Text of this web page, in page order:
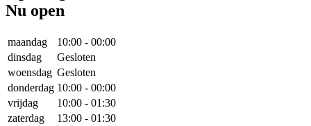
Nu open
maandag 10:00 - 00:00
dinsdag
Gesloten
woensdag Gesloten
donderdag 10:00 - 00:00
vrijdag
10:00 - 01:30
zaterdag
13:00 - 01:30